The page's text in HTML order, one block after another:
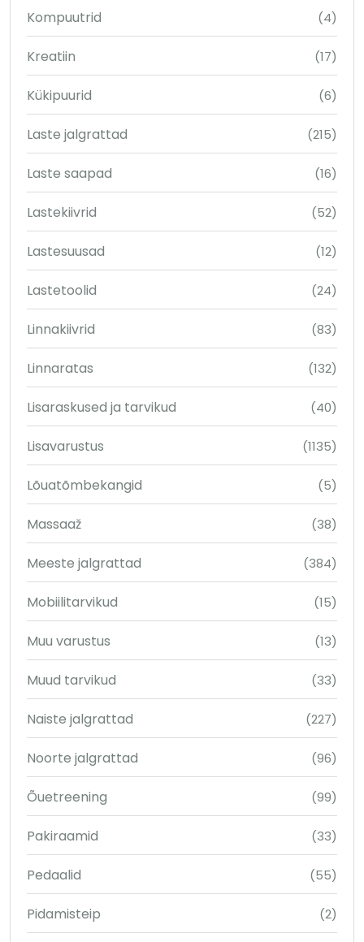
Kompuutrid (4)
Kreatiin (17)
Kükipuurid (6)
Laste jalgrattad (215)
Laste saapad (16)
Lastekiivrid (52)
Lastesuusad (12)
Lastetoolid (24)
Linnakiivrid (83)
Linnaratas (132)
Lisaraskused ja tarvikud (40)
Lisavarustus (1135)
Lõuatõmbekangid (5)
Massaaž (38)
Meeste jalgrattad (384)
Mobiilitarvikud (15)
Muu varustus (13)
Muud tarvikud (33)
Naiste jalgrattad (227)
Noorte jalgrattad (96)
Õuetreening (99)
Pakiraamid (33)
Pedaalid (55)
Pidamisteip (2)